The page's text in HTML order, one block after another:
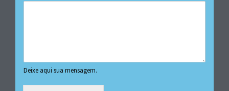
Deixe aqui sua mensagem.